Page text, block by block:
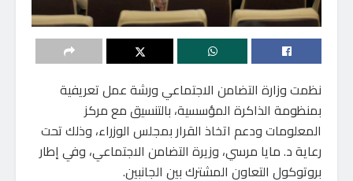
نظمت وزارة التضامن الاجتماعي ورشة عمل تعريفية
بمنظومة الذاكرة المؤسسية، بالتنسيق مع مركز
المعلومات ودعم اتخاذ القرار بمجلس الوزراء، وذلك تحت
رعاية د. مايا مرسي، وزيرة التضامن الاجتماعي، وفي إطار
بروتوكول التعاون المشترك بين الجانبين.